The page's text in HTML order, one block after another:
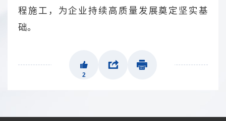
程施工，为企业持续高质量发展奠定坚实基
础。
2